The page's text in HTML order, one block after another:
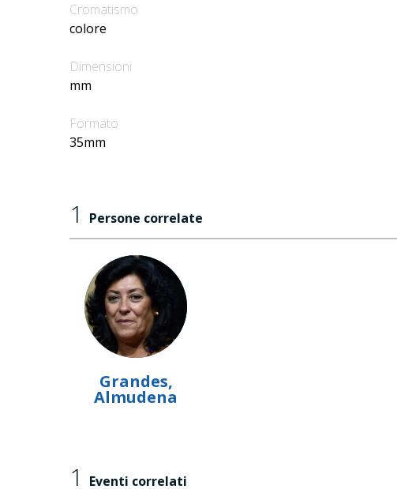
Cromatismo
colore
Dimensioni
mm
Formato
35mm
1 Persone correlate
Grandes,
Almudena
1 Eventi correlati